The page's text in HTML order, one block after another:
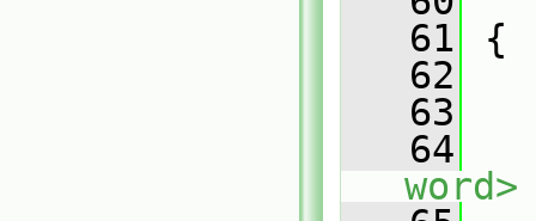
   61
{
   62
   63
   64
word>